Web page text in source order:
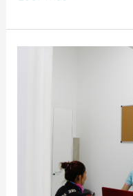
habilita